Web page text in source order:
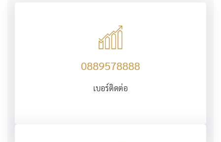
0889578888
เบอร์ติดต่อ